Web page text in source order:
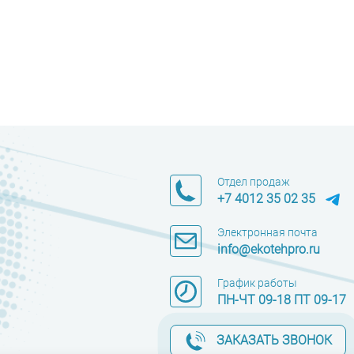
Отдел продаж
+7 4012 35 02 35
Электронная почта
info@ekotehpro.ru
График работы
ПН-ЧТ 09-18 ПТ 09-17
ЗАКАЗАТЬ ЗВОНОК